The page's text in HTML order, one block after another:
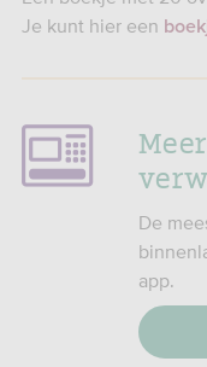
Je kunt hier een
De
app.